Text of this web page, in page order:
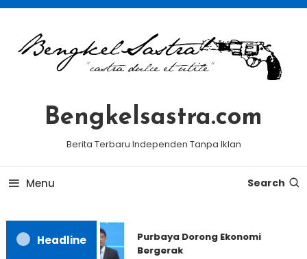
Skip
Content
Bengkelsastra.com
Berita Terbaru Independen Tanpa Iklan
Menu Search
Headline
Purbaya Dorong Ekonomi
Bergerak